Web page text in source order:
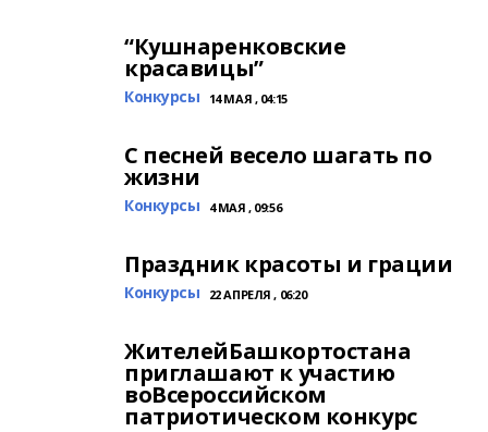
“Кушнаренковские
красавицы”
Конкурсы 14 МАЯ , 04:15
С песней весело шагать по
жизни
Конкурсы 4 МАЯ , 09:56
Праздник красоты и грации
Конкурсы 22 АПРЕЛЯ , 06:20
ЖителейБашкортостана
приглашают к участию
воВсероссийском
патриотическом конкурс